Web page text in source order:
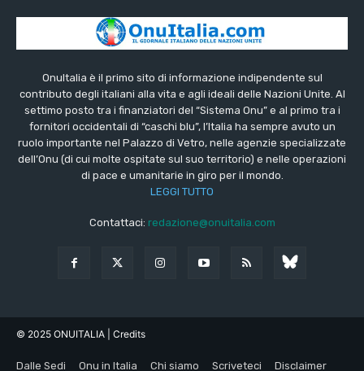
OnuItalia è il primo sito di informazione indipendente sul
contributo degli italiani alla vita e agli ideali delle Nazioni Unite. Al
settimo posto tra i finanziatori del “Sistema Onu” e al primo tra i
fornitori occidentali di “caschi blu”, l’Italia ha sempre avuto un
ruolo importante nel Palazzo di Vetro, nelle agenzie specializzate
dell’Onu (di cui molte ospitate sul suo territorio) e nelle operazioni
di pace e umanitarie in giro per il mondo.
LEGGI TUTTO
Contattaci: redazione@onuitalia.com
© 2025 ONUITALIA | Credits
Dalle Sedi Onu in Italia Chi siamo Scriveteci Disclaimer